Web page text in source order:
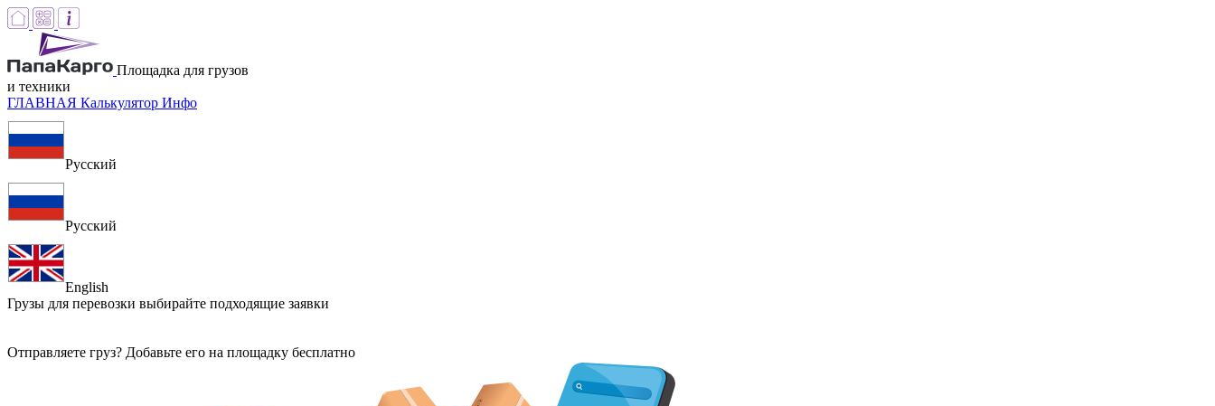
Площадка для грузов
и техники
ГЛАВНАЯ Калькулятор Инфо
Русский
Русский
English
Грузы для перевозки выбирайте подходящие заявки
Отправляете груз? Добавьте его на площадку бесплатно